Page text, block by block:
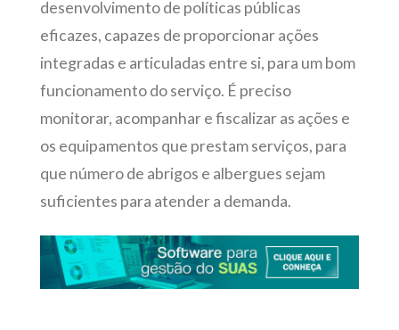
desenvolvimento de políticas públicas
eficazes, capazes de proporcionar ações
integradas e articuladas entre si, para um bom
funcionamento do serviço. É preciso
monitorar, acompanhar e fiscalizar as ações e
os equipamentos que prestam serviços, para
que número de abrigos e albergues sejam
suficientes para atender a demanda.